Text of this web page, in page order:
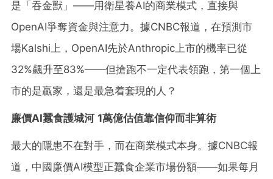
是「吞金獸」——用衛星養AI的商業模式，直接與
OpenAI爭奪資金與注意力。據CNBC報道，在預測市
場Kalshi上，OpenAI先於Anthropic上市的機率已從
32%飆升至83%——但搶跑不一定代表領跑，第一個上
市的是贏家，還是最急着套現的人？
廉價AI蠶食護城河 1萬億估值靠信仰而非算術
最大的隱患不在對手，而在商業模式本身。據CNBC報
道，中國廉價AI模型正蠶食企業市場份額——如果每月